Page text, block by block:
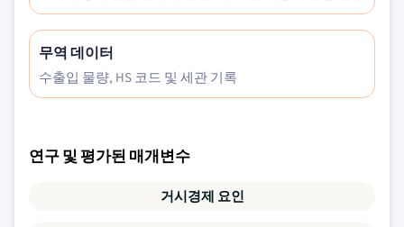
무역 데이터
수출입 물량, HS 코드 및 세관 기록
연구 및 평가된 매개변수
거시경제 요인